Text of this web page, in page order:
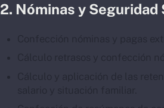
2. Nóminas y Seguridad